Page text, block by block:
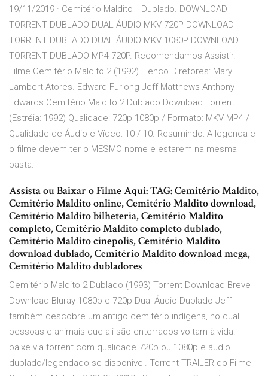
19/11/2019 · Cemitério Maldito II Dublado. DOWNLOAD
TORRENT DUBLADO DUAL ÁUDIO MKV 720P DOWNLOAD
TORRENT DUBLADO DUAL ÁUDIO MKV 1080P DOWNLOAD
TORRENT DUBLADO MP4 720P. Recomendamos Assistir.
Filme Cemitério Maldito 2 (1992) Elenco Diretores: Mary
Lambert Atores. Edward Furlong Jeff Matthews Anthony
Edwards Cemitério Maldito 2 Dublado Download Torrent
(Estréia: 1992) Qualidade: 720p 1080p / Formato: MKV MP4 /
Qualidade de Áudio e Vídeo: 10 / 10. Resumindo: A legenda e
o filme devem ter o MESMO nome e estarem na mesma
pasta.
Assista ou Baixar o Filme Aqui: TAG: Cemitério Maldito,
Cemitério Maldito online, Cemitério Maldito download,
Cemitério Maldito bilheteria, Cemitério Maldito
completo, Cemitério Maldito completo dublado,
Cemitério Maldito cinepolis, Cemitério Maldito
download dublado, Cemitério Maldito download mega,
Cemitério Maldito dubladores
Cemitério Maldito 2 Dublado (1993) Torrent Download Breve
Download Bluray 1080p e 720p Dual Áudio Dublado Jeff
também descobre um antigo cemitério indígena, no qual
pessoas e animais que ali são enterrados voltam à vida.
baixe via torrent com qualidade 720p ou 1080p e áudio
dublado/legendado se disponivel. Torrent TRAILER do Filme